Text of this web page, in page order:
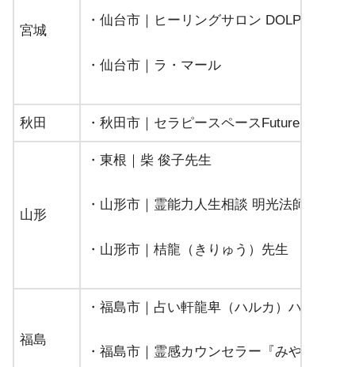
宮城
・仙台市｜ヒーリングサロン DOLPHIN
・仙台市｜ラ・マール
秋田 ・秋田市｜セラピースペースFuture
山形
・東根｜柴 俊子先生
・山形市｜霊能力人生相談 明光法師
・山形市｜桔龍（きりゅう）先生
福島
・福島市｜占い軒龍卑（ハルカ）ハルカ先生
・福島市｜霊感カウンセラー『みやび』